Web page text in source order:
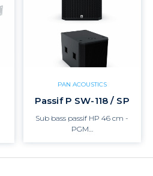
PAN ACOUSTICS
Passif P SW-118 / SP
Sub bass passif HP 46 cm -
PGM…